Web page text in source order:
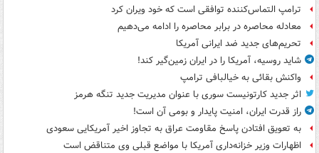
ترامپ التماس‌کننده توافقی است که خود ویران کرد
معادله محاصره در برابر محاصره را ادامه می‌دهیم
تحریم‌های جدید ضد ایرانی آمریکا
شاید روسیه، آمریکا را در ایران زمین‌گیر کند!
واکنش بقائی به خیالبافی ترامپ
اثر جدید کارتونیست سوری با عنوان مدیریت جدید تنگه هرمز
راز قدرت ایران، امنیت پایدار و بومی آن است!
به تعویق افتادن پاسخ مقاومت عراق به تجاوز اخیر آمریکایی سعودی
اظهارات وزیر خزانه‌داری آمریکا با مواضع قبلی وی متناقض است